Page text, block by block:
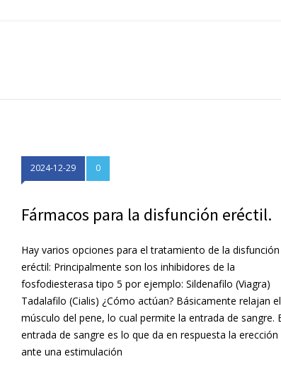
2024-12-29 0
Fármacos para la disfunción eréctil.
Hay varios opciones para el tratamiento de la disfunción
eréctil: Principalmente son los inhibidores de la
fosfodiesterasa tipo 5 por ejemplo: Sildenafilo (Viagra)
Tadalafilo (Cialis) ¿Cómo actúan? Básicamente relajan el
músculo del pene, lo cual permite la entrada de sangre.
entrada de sangre es lo que da en respuesta la erección
ante una estimulación